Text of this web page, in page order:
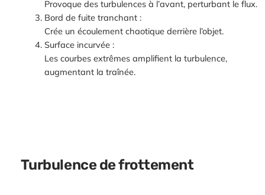
Provoque des turbulences à l’avant, perturbant le flux.
Bord de fuite tranchant :
Crée un écoulement chaotique derrière l’objet.
Surface incurvée :
Les courbes extrêmes amplifient la turbulence,
augmentant la traînée.
Turbulence de frottement